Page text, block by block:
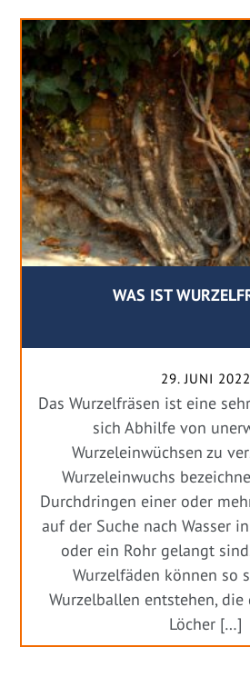
WAS IST
29. JUNI 2022
Das Wurzelfräsen ist eine
sich Abhilfe von
Wurzeleinwüchsen zu
Wurzeleinwuchs
Durchdringen einer oder
auf der Suche nach Wasser
oder ein Rohr gelangt
Wurzelfäden können so
Wurzelballen entstehen, die
Löcher […]